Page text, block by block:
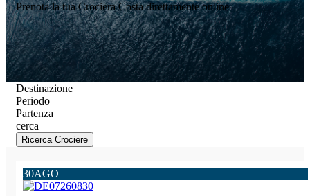
Prenota la tua Crociera Costa direttamente online
Destinazione
Periodo
Partenza
cerca
Ricerca Crociere
30AGO